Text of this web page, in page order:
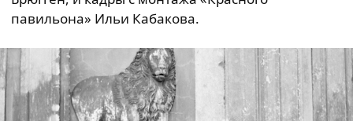
павильона» Ильи Кабакова.